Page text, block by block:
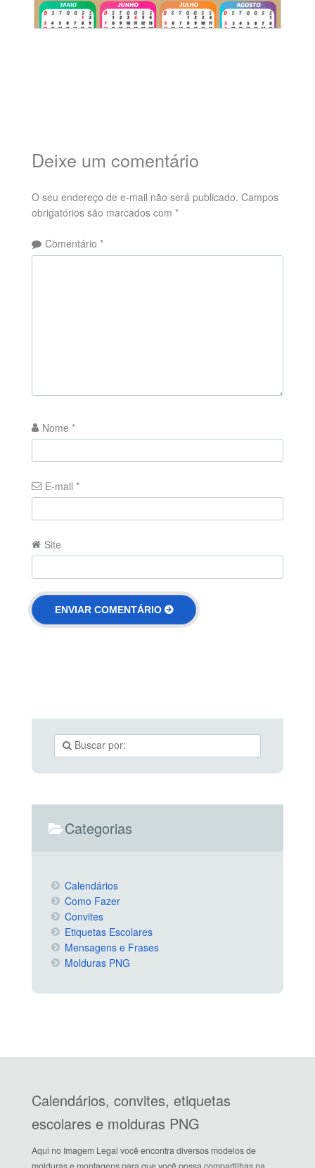
Deixe um comentário
O seu endereço de e-mail não será publicado. Campos
obrigatórios são marcados com *
Comentário *
Nome *
E-mail *
Site
Categorias
Calendários
Como Fazer
Convites
Etiquetas Escolares
Mensagens e Frases
Molduras PNG
Calendários, convites, etiquetas
escolares e molduras PNG
Aqui no Imagem Legal você encontra diversos modelos de